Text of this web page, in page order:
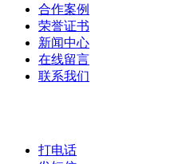
合作案例
荣誉证书
新闻中心
在线留言
联系我们
打电话